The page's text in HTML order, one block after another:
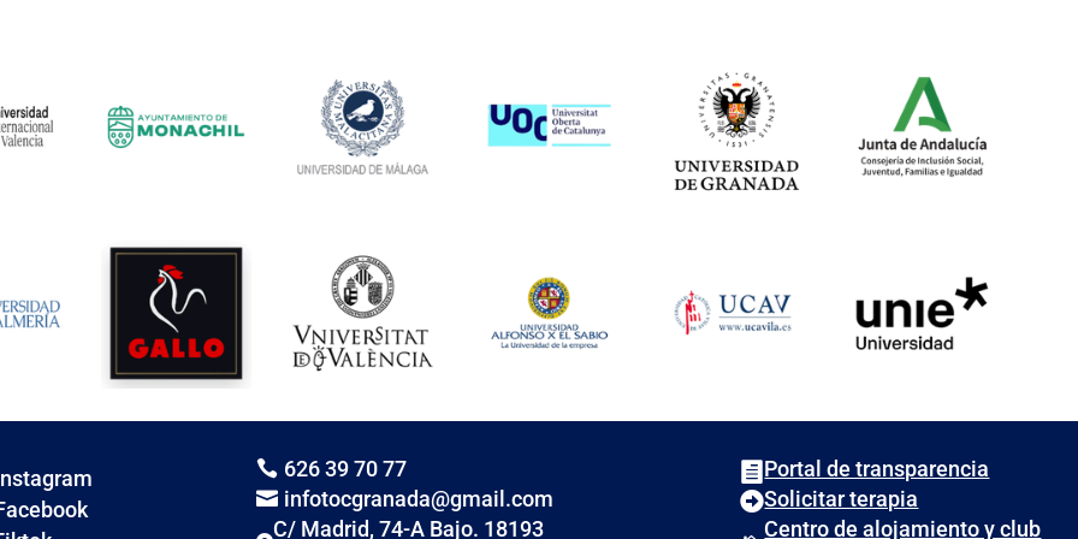
 626 39 70 77
 infotocgranada@gmail.com
C/ Madrid, 74-A Bajo. 18193
 Portal de transparencia
Solicitar terapia
Centro de alojamiento y club